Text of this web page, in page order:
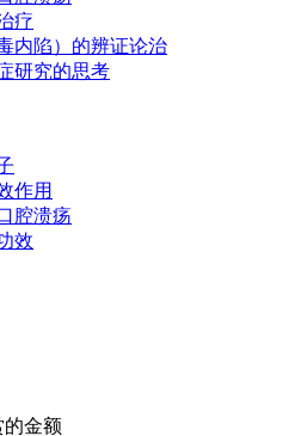
疗
内陷）的辨证论治
研究的思考
作用
腔溃疡
效
的金额